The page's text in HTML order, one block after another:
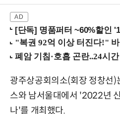
[단독] 명품퍼터 ~60%할인 '10
광주상공회의소(회장 정창선)
스와 남서울대에서 '2022년
나'를 개최했다.